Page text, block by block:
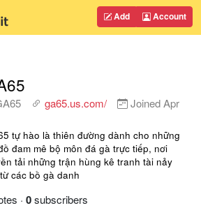
Add Account
ga65.us.com/ JoinedApr
tự hào là thiên đường dành cho những
đam mê bộ môn đá gà trực tiếp, nơi
tải những trận hùng kê tranh tài nảy
các bồ gà danh
· 0subscribers